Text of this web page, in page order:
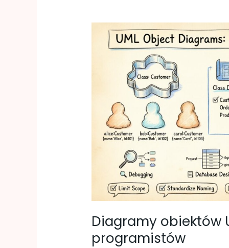
Diagramy obiektów
programistów
Diagramy
obiektów
programistów